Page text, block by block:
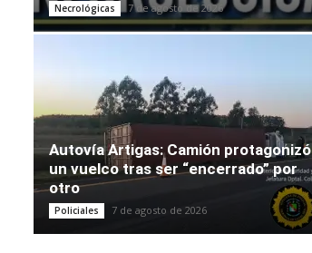
Necrológicas 7 de agosto de 2026
Autovía Artigas: Camión protagonizó
un vuelco tras ser “encerrado” por
otro
Policiales 7 de agosto de 2026